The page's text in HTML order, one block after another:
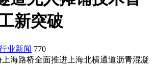
新突破
业新闻 770
路桥全面推进上海北横通道沥青混凝